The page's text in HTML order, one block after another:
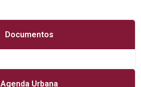
Documentos
Agenda Urbana